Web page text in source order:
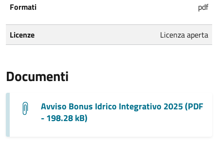
Formati
pdf
Licenze Licenza aperta
Documenti
Avviso Bonus Idrico Integrativo 2025 (PDF
- 198.28 kB)